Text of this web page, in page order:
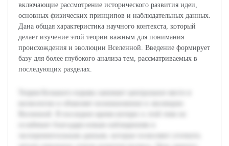
включающие рассмотрение исторического развития идеи,
основных физических принципов и наблюдательных данных.
Дана общая характеристика научного контекста, который
делает изучение этой теории важным для понимания
происхождения и эволюции Вселенной. Введение формирует
базу для более глубокого анализа тем, рассматриваемых в
последующих разделах.